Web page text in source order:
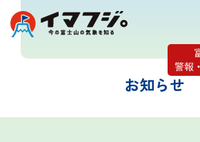
登山ルート別気象
お知らせ